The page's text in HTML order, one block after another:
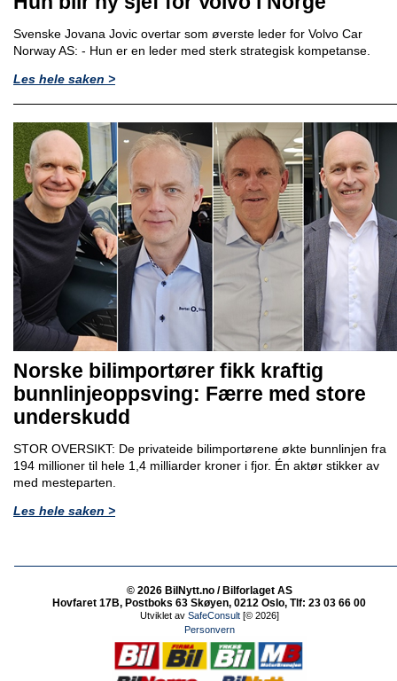
Svenske Jovana Jovic overtar som øverste leder for Volvo Car
Norway AS: - Hun er en leder med sterk strategisk kompetanse.
Les hele saken >
Norske bilimportører fikk kraftig
bunnlinjeoppsving: Færre med store
underskudd
STOR OVERSIKT: De privateide bilimportørene økte bunnlinjen fra
194 millioner til hele 1,4 milliarder kroner i fjor. Én aktør stikker av
med mesteparten.
Les hele saken >
© 2026 BilNytt.no / Bilforlaget AS
Hovfaret 17B, Postboks 63 Skøyen, 0212 Oslo, Tlf: 23 03 66 00
Utviklet av SafeConsult[© 2026]
Personvern